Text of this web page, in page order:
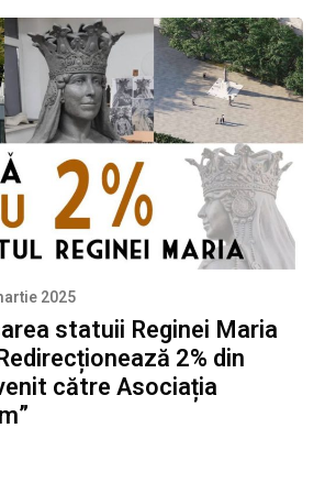
2025
statuii Reginei Maria
2% din
către Asociația